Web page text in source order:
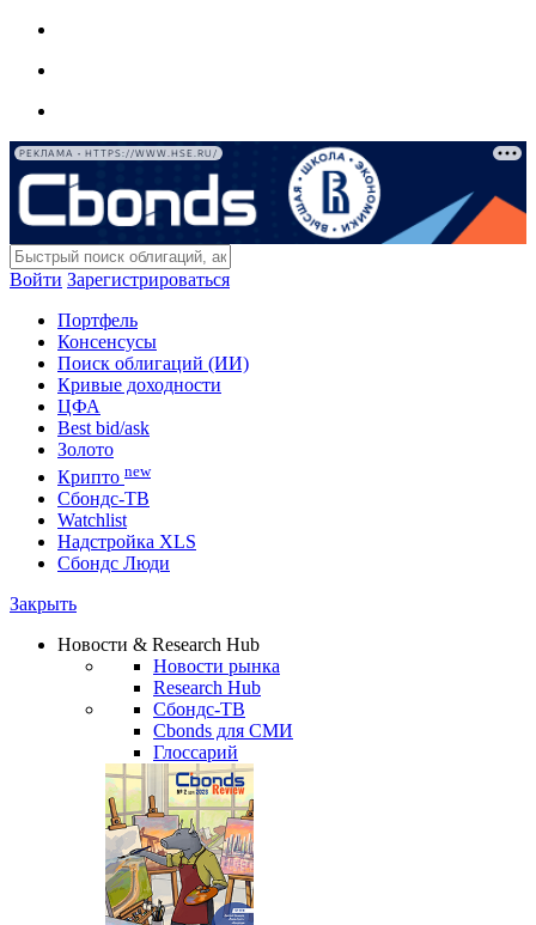
РЕКЛАМА • HTTPS://WWW.HSE.RU/
Войти Зарегистрироваться
Портфель
Консенсусы
Поиск облигаций (ИИ)
Кривые доходности
ЦФА
Best bid/ask
Золото
Крипто new
Сбондс-ТВ
Watchlist
Надстройка XLS
Сбондс Люди
Закрыть
Новости & Research Hub
Новости рынка
Research Hub
Сбондс-ТВ
Cbonds для СМИ
Глоссарий